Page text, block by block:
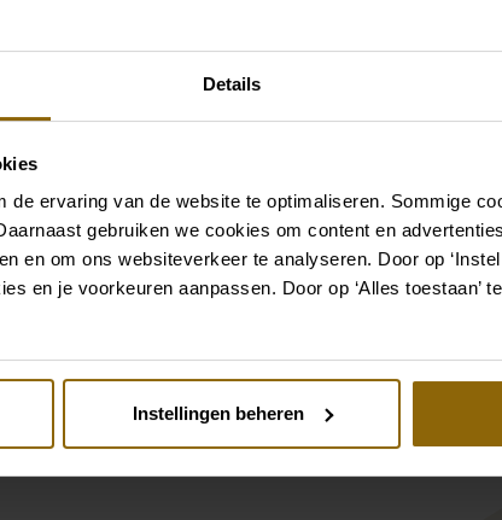
Details
de ervaring van de website te optimaliseren. Sommige
gebruiken we cookies om content en
en om ons websiteverkeer te analyseren. Door op
en je voorkeuren aanpassen. Door op ‘Alles toestaan’
Instellingen beheren
Also check out
Evy LB124CK1
Pinterest